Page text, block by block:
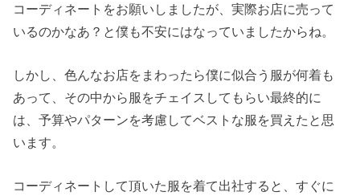
コーディネートをお願いしましたが、実際お店に売って
いるのかなあ？と僕も不安にはなっていましたからね。
しかし、色んなお店をまわったら僕に似合う服が何着も
あって、その中から服をチェイスしてもらい最終的に
は、予算やパターンを考慮してベストな服を買えたと思
います。
コーディネートして頂いた服を着て出社すると、すぐに